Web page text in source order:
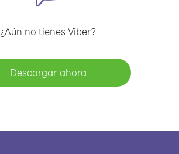
¿Aún no tienes Viber?
Descargar ahora